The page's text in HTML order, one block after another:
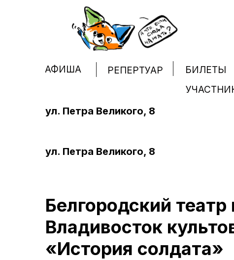
БИЛЕТЫ
РЕПЕРТУАР
АФИША
ул. Петра Великого, 8
ул. Петра Великого, 8
Белгородский театр
Владивосток
«История солдата»